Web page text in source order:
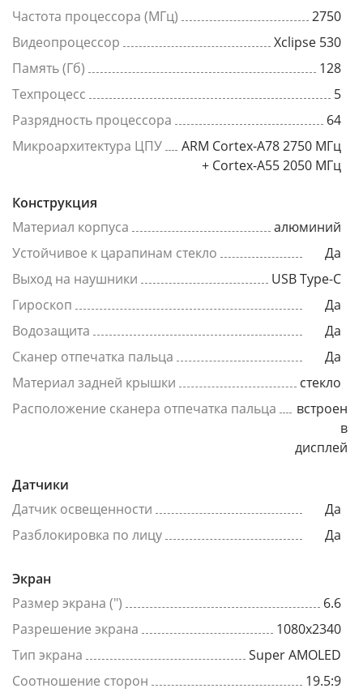
Частота процессора (МГц)
2750
Видеопроцессор
Xclipse 530
Память (Гб)
128
Техпроцесс
5
Разрядность процессора
64
Микроархитектура ЦПУ
ARM Cortex-A78 2750 МГц
+ Cortex-A55 2050 МГц
Конструкция
Материал корпуса
алюминий
Устойчивое к царапинам стекло
Да
Выход на наушники
USB Type-C
Гироскоп
Да
Водозащита
Да
Сканер отпечатка пальца
Да
Материал задней крышки
стекло
Расположение сканера отпечатка пальца
встроен
в
дисплей
Датчики
Датчик освещенности
Да
Разблокировка по лицу
Да
Экран
Размер экрана (")
6.6
Разрешение экрана
1080x2340
Тип экрана
Super AMOLED
Соотношение сторон
19.5:9